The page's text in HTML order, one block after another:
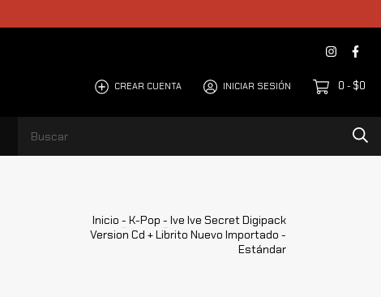
CREAR CUENTA INICIAR SESIÓN 0 - $0
Inicio - K-Pop - Ive Ive Secret Digipack
Version Cd + Librito Nuevo Importado -
Estándar